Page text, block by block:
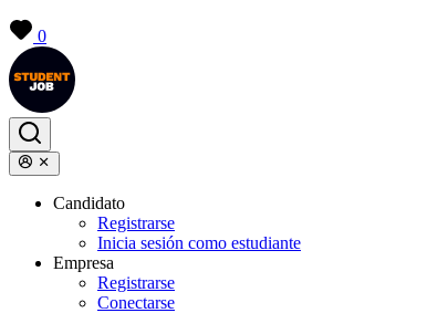
0
Candidato
Registrarse
Inicia sesión como estudiante
Empresa
Registrarse
Conectarse